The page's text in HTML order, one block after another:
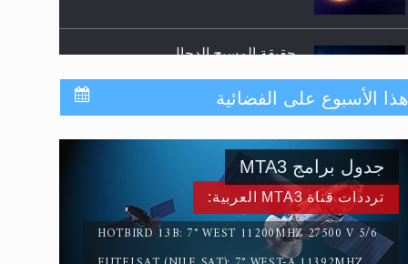
القرآن قاضٍ وحكمٌ على السنة
ومهيمنٌ عليها.. ليس العكس
لا ناسخ ولا منسوخ في القرآن الكريم
هذا الأسبوع على الفضائية
ترددات قناة MTA3 العربية:
HOTBIRD 13B: 7° WEST 11200MHZ 27500 V 5/6
جدول برامج MTA3